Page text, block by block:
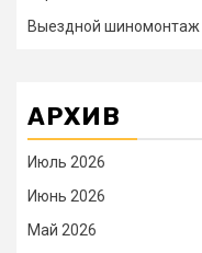
Выездной шиномонтаж
АРХИВ
Июль 2026
Июнь 2026
Май 2026